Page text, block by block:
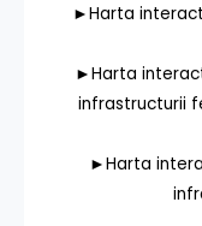
►Harta
►Harta
infrastructurii
►Harta